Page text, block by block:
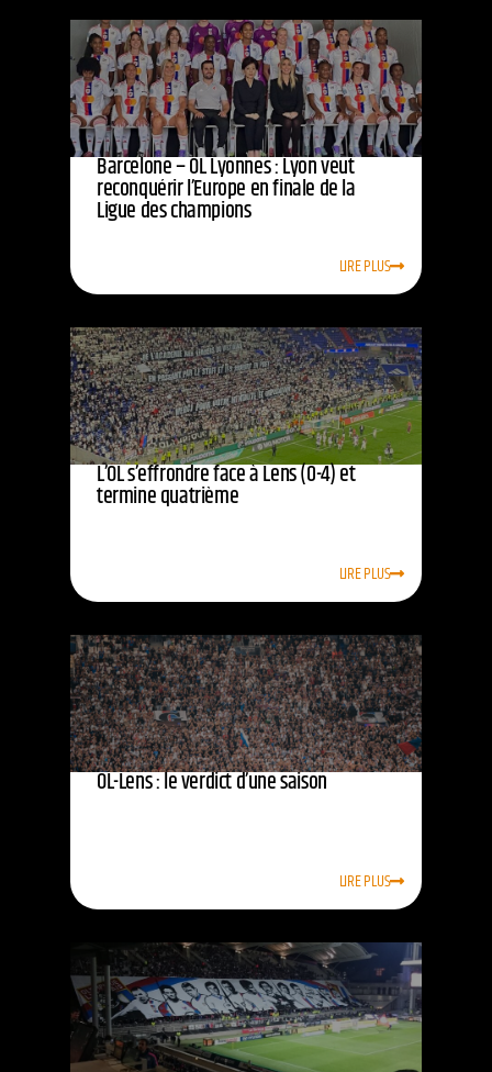
Barcelone – OL Lyonnes : Lyon veut
reconquérir l’Europe en finale de la
Ligue des champions
LIRE PLUS
L’OL s’effrondre face à Lens (0-4) et
termine quatrième
LIRE PLUS
OL-Lens : le verdict d’une saison
LIRE PLUS